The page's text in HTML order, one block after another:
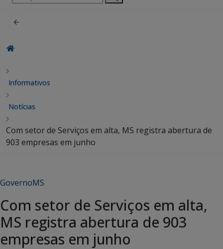
por:
Informativos
Notícias
Com setor de Serviços em alta, MS registra abertura de
903 empresas em junho
GovernoMS
Com setor de Serviços em alta,
MS registra abertura de 903
empresas em junho